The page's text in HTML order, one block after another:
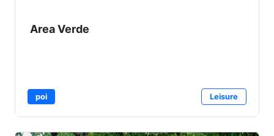
Area Verde
poi Leisure